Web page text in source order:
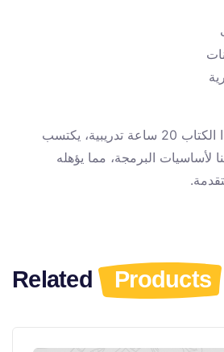
تغطي المادة العلمية لهذا الكتاب 20 ساعة تدريبية، يكتسب
لأساسيات البرمجة، مما يؤهله
Related Products